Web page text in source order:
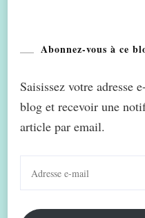
Abonnez-vous à ce
Saisissez votre adresse
blog et recevoir une
article par email.
mail